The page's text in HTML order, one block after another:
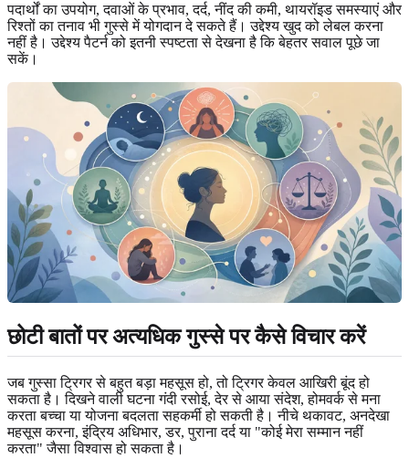
पदार्थों का उपयोग, दवाओं के प्रभाव, दर्द, नींद की कमी, थायरॉइड समस्याएं और
रिश्तों का तनाव भी गुस्से में योगदान दे सकते हैं। उद्देश्य खुद को लेबल करना
नहीं है। उद्देश्य पैटर्न को इतनी स्पष्टता से देखना है कि बेहतर सवाल पूछे जा
सकें।
छोटी बातों पर अत्यधिक गुस्से पर कैसे विचार करें
जब गुस्सा ट्रिगर से बहुत बड़ा महसूस हो, तो ट्रिगर केवल आखिरी बूंद हो
सकता है। दिखने वाली घटना गंदी रसोई, देर से आया संदेश, होमवर्क से मना
करता बच्चा या योजना बदलता सहकर्मी हो सकती है। नीचे थकावट, अनदेखा
महसूस करना, इंद्रिय अधिभार, डर, पुराना दर्द या "कोई मेरा सम्मान नहीं
करता" जैसा विश्वास हो सकता है।